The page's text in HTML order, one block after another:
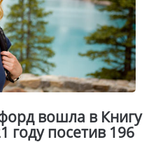
вошла в Книгу
году посетив 196